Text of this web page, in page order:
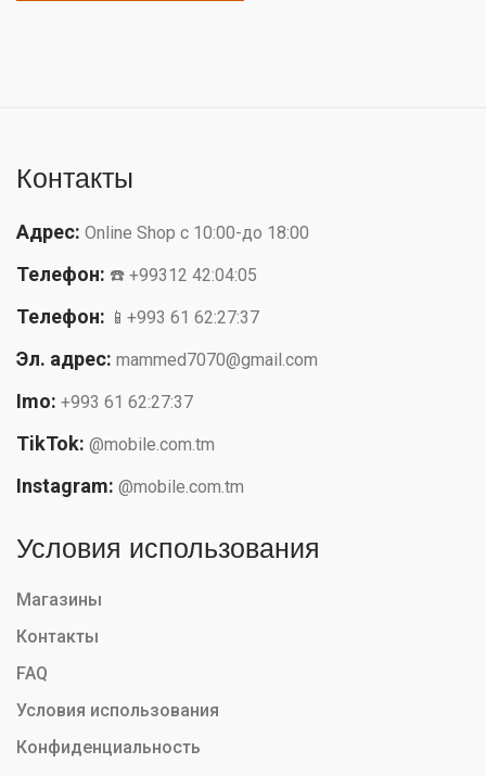
Контакты
Адрес: Online Shop с 10:00-до 18:00
Телефон: ☎️ +99312 42:04:05
Телефон: 📱+993 61 62:27:37
Эл. адрес: mammed7070@gmail.com
Imo: +993 61 62:27:37
TikTok: @mobile.com.tm
Instagram: @mobile.com.tm
Условия использования
Магазины
Контакты
FAQ
Условия использования
Конфиденциальность